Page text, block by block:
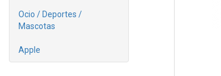
Ocio / Deportes /
Mascotas
Apple